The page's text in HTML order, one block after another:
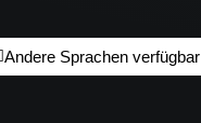
Andere Sprachen verfügbar